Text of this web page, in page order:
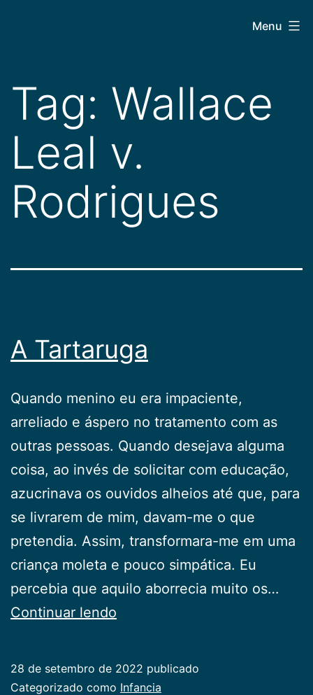
conteúdo
Menu
Tag: Wallace
Leal v.
Rodrigues
A Tartaruga
Quando menino eu era impaciente,
arreliado e áspero no tratamento com as
outras pessoas. Quando desejava alguma
coisa, ao invés de solicitar com educação,
azucrinava os ouvidos alheios até que, para
se livrarem de mim, davam-me o que
pretendia. Assim, transformara-me em uma
criança moleta e pouco simpática. Eu
percebia que aquilo aborrecia muito os…
Continuar lendo
28 de setembro de 2022 publicado
Categorizado como Infancia